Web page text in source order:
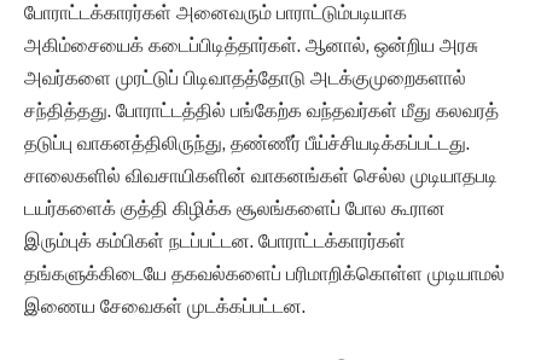
போராட்டக்காரர்கள் அனைவரும் பாராட்டும்படியாக
அகிம்சையைக் கடைப்பிடித்தார்கள். ஆனால், ஒன்றிய அரசு
அவர்களை முரட்டுப் பிடிவாதத்தோடு அடக்குமுறைகளால்
சந்தித்தது. போராட்டத்தில் பங்கேற்க வந்தவர்கள் மீது கலவரத்
தடுப்பு வாகனத்திலிருந்து, தண்ணீர் பீய்ச்சியடிக்கப்பட்டது.
சாலைகளில் விவசாயிகளின் வாகனங்கள் செல்ல முடியாதபடி
டயர்களைக் குத்தி கிழிக்க சூலங்களைப் போல கூரான
இரும்புக் கம்பிகள் நடப்பட்டன. போராட்டக்காரர்கள்
தங்களுக்கிடையே தகவல்களைப் பரிமாறிக்கொள்ள முடியாமல்
இணைய சேவைகள் முடக்கப்பட்டன.